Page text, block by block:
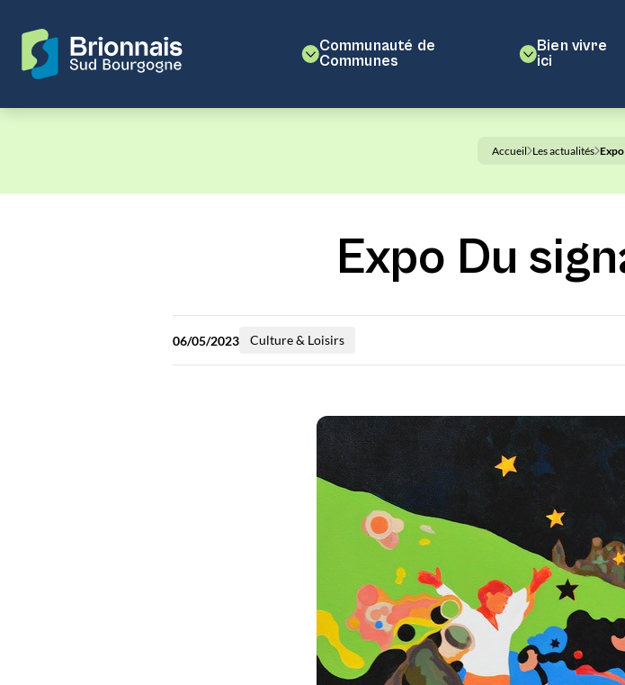
Communauté de
Communes
Bien vivre
ici
Accueil Les actualités
Expo Du
06/05/2023 Culture & Loisirs